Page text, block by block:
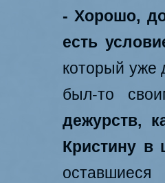
- Хорошо,
есть
который уже
был-то
дежурств,
Кристину в